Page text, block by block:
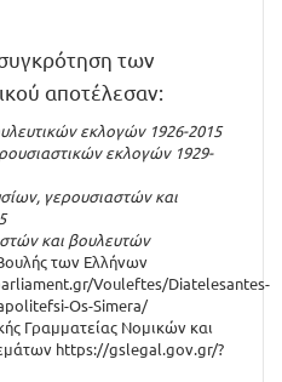
των
αποτέλεσαν:
εκλογών 1926-2015
εκλογών 1929-
γερουσιαστών και
και βουλευτών
των Ελλήνων
Vouleftes/Diatelesantes-
Os-Simera/
Γραμματείας Νομικών και
https://gslegal.gov.gr/?